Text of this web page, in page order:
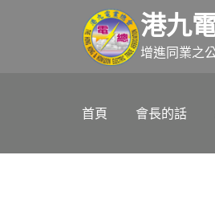
港九
增進同業之
首頁 會長的話